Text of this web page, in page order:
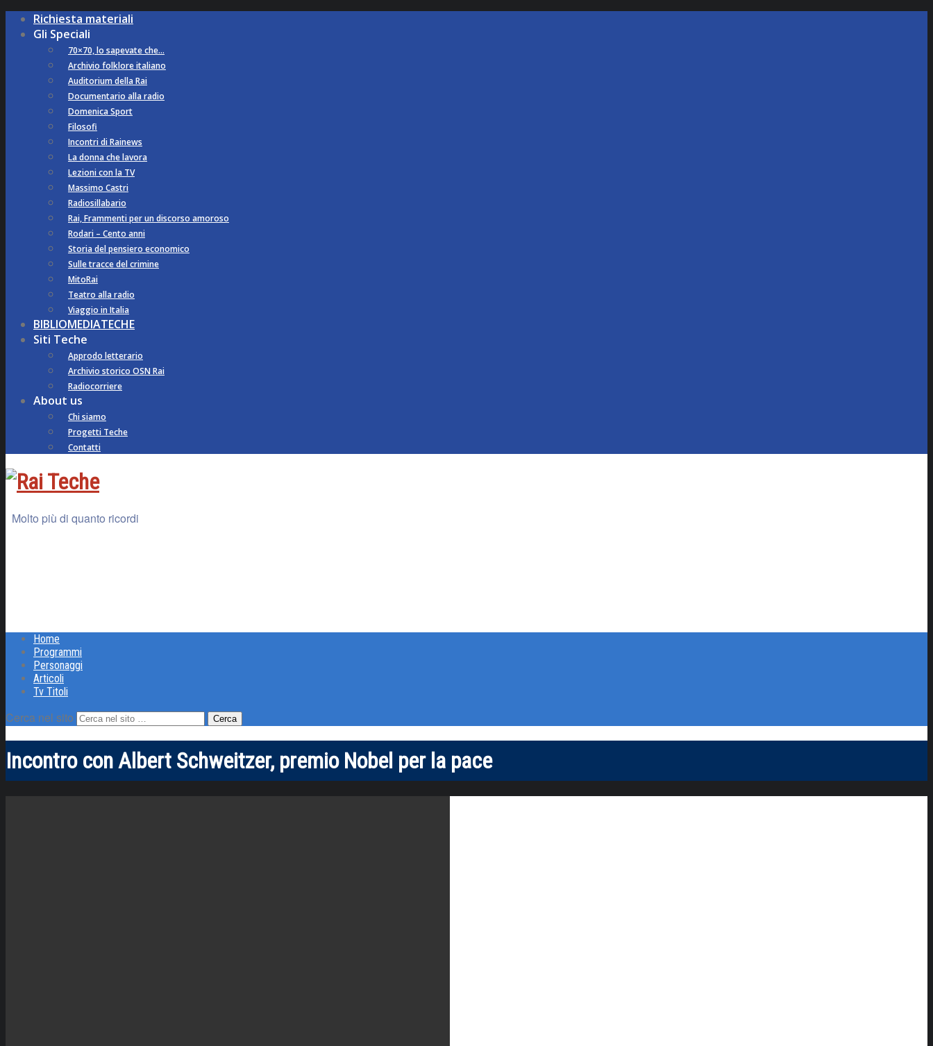
Richiesta materiali
Gli Speciali
70×70, lo sapevate che…
Archivio folklore italiano
Auditorium della Rai
Documentario alla radio
Domenica Sport
Filosofi
Incontri di Rainews
La donna che lavora
Lezioni con la TV
Massimo Castri
Radiosillabario
Rai, Frammenti per un discorso amoroso
Rodari – Cento anni
Storia del pensiero economico
Sulle tracce del crimine
MitoRai
Teatro alla radio
Viaggio in Italia
BIBLIOMEDIATECHE
Siti Teche
Approdo letterario
Archivio storico OSN Rai
Radiocorriere
About us
Chi siamo
Progetti Teche
Contatti
Molto più di quanto ricordi
Home
Programmi
Personaggi
Articoli
Tv Titoli
Cerca nel sito
Incontro con Albert Schweitzer, premio Nobel per la pace